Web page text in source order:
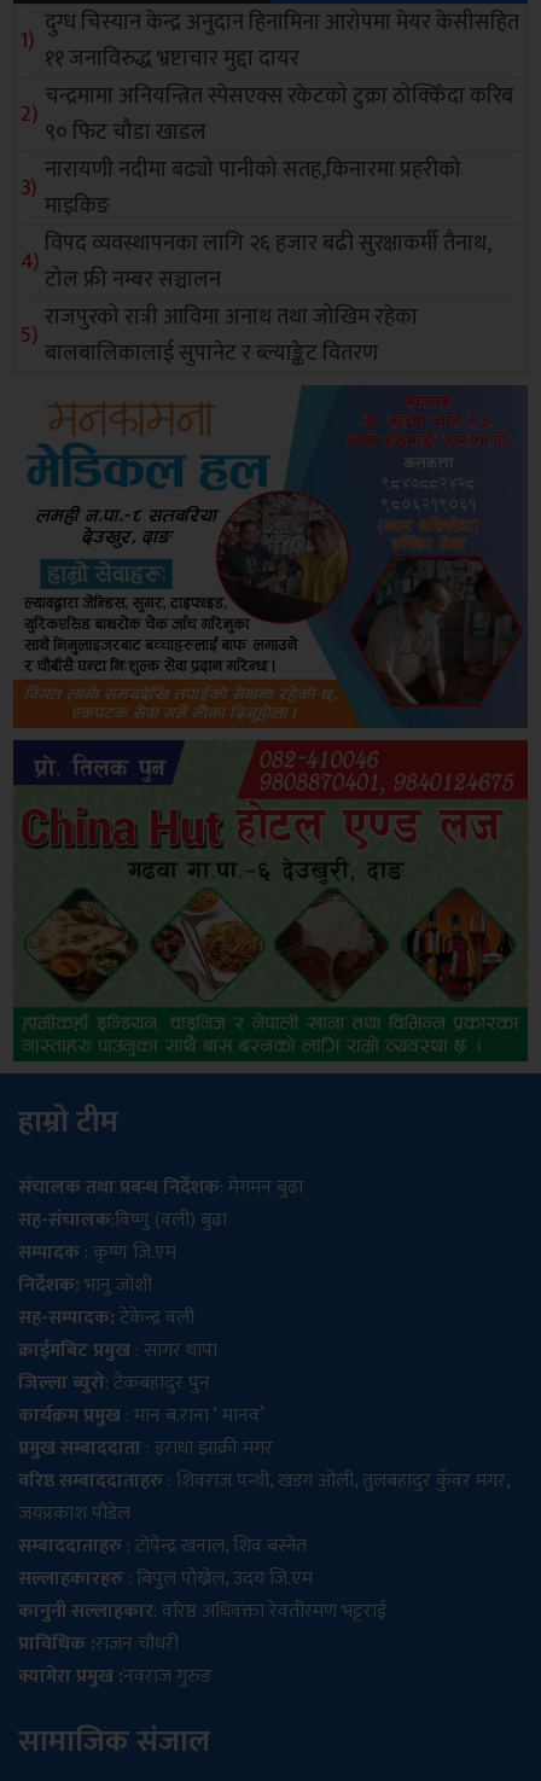
दुग्ध चिस्यान केन्द्र अनुदान हिनामिना आरोपमा मेयर केसीसहित
११ जनाविरुद्ध भ्रष्टाचार मुद्दा दायर
चन्द्रमामा अनियन्त्रित स्पेसएक्स रकेटको टुक्रा ठोक्किँदा करिब
९० फिट चौडा खाडल
नारायणी नदीमा बढ्यो पानीको सतह,किनारमा प्रहरीको
माइकिङ
विपद व्यवस्थापनका लागि २६ हजार बढी सुरक्षाकर्मी तैनाथ,
टोल फ्री नम्बर सञ्चालन
राजपुरको रात्री आविमा अनाथ तथा जोखिम रहेका
बालबालिकालाई सुपानेट र ब्ल्याङ्केट वितरण
हाम्रो टीम
संचालक तथा प्रबन्ध निर्देशक: मेगमन बुढा
सह-संचालक:विष्णु (वली) बुढा
सम्पादक: कृष्ण जि.एम
निर्देशक:भानु जोशी
सह-सम्पादक:टेकेन्द्र वली
क्राईमबिट प्रमुख: सागर थापा
जिल्ला ब्युरो: टेकबहादुर पुन
कार्यक्रम प्रमुख: मान ब.राना ‘ मानव’
प्रमुख सम्बाददाता: इराधा झाक्री मगर
वरिष्ठ सम्बाददाताहरु: शिवराज पन्थी, खडग ओली, तुलबहादुर कुँवर मगर,
जयप्रकाश पौडेल
सम्बाददाताहरु: टोपेन्द्र खनाल, शिव बस्नेत
सल्लाहकारहरु: बिपुल पोख्रेल, उदय जि.एम
कानुनी सल्लाहकार: वरिष्ठ अधिवक्ता रेवतीरमण भट्टराई
प्राविधिक :राजन चौधरी
क्यामेरा प्रमुख :नवराज गुरुङ
सामाजिक संजाल